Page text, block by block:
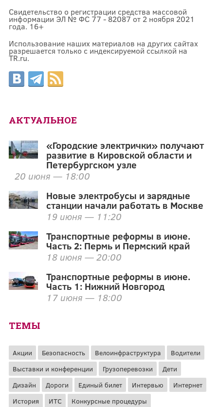
Свидетельство о регистрации средства массовой
информации ЭЛ № ФС 77 - 82087 от 2 ноября 2021
года. 16+
Использование наших материалов на других сайтах
разрешается только с индексируемой ссылкой на
TR.ru.
АКТУАЛЬНОЕ
«Городские электрички» получают
развитие в Кировской области и
Петербургском узле
20 июня — 18:00
Новые электробусы и зарядные
станции начали работать в Москве
19 июня — 11:20
Транспортные реформы в июне.
Часть 2: Пермь и Пермский край
18 июня — 20:00
Транспортные реформы в июне.
Часть 1: Нижний Новгород
17 июня — 18:00
ТЕМЫ
Акции Безопасность Велоинфраструктура
Водители
Выставки и конференции
Грузоперевозки
Дети
Дизайн
Дороги Единый билет Интервью
Интернет
История
ИТС Конкурсные процедуры